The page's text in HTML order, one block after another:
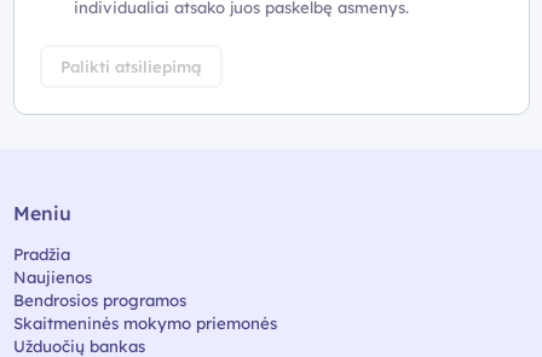
individualiai atsako juos paskelbę asmenys.
Palikti atsiliepimą
Meniu
Pradžia
Naujienos
Bendrosios programos
Skaitmeninės mokymo priemonės
Užduočių bankas